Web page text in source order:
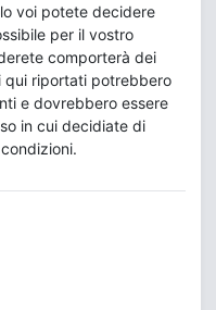
voi potete decidere
per il vostro
comporterà dei
qui riportati potrebbero
e dovrebbero essere
in cui decidiate di